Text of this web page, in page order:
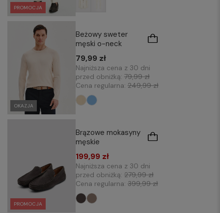
PROMOCJA
OKAZJA
Beżowy sweter
męski o-neck
79,99 zł
Najniższa cena z 30 dni
przed obniżką: 79,99 zł
Cena regularna: 249,99 zł
PROMOCJA
Brązowe mokasyny
męskie
199,99 zł
Najniższa cena z 30 dni
przed obniżką: 279,99 zł
Cena regularna: 399,99 zł